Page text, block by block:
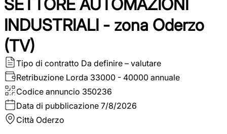
SETTORE AUTOMAZIONI
INDUSTRIALI - zona Oderzo
(TV)
Tipo di contratto Da definire – valutare
Retribuzione Lorda 33000 - 40000 annuale
Codice annuncio 350236
Data di pubblicazione 7/8/2026
Città Oderzo